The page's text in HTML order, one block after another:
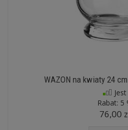
WAZON na kwiaty 24
Jest
Rabat: 5
76,00